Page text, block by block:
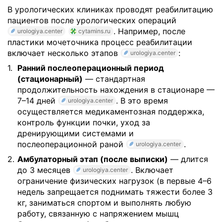
В урологических клиниках проводят реабилитацию
пациентов после урологических операций
urologiya.center cytamins.ru . Например, после
пластики мочеточника процесс реабилитации
включает несколько этапов
urologiya.center :
Ранний послеоперационный период
(стационарный) — стандартная
продолжительность нахождения в стационаре —
7–14 дней
urologiya.center . В это время
осуществляется медикаментозная поддержка,
контроль функции почки, уход за
дренирующими системами и
послеоперационной раной
urologiya.center .
Амбулаторный этап (после выписки) — длится
до 3 месяцев
urologiya.center . Включает
ограничение физических нагрузок (в первые 4–6
недель запрещается поднимать тяжести более 3
кг, заниматься спортом и выполнять любую
работу, связанную с напряжением мышц